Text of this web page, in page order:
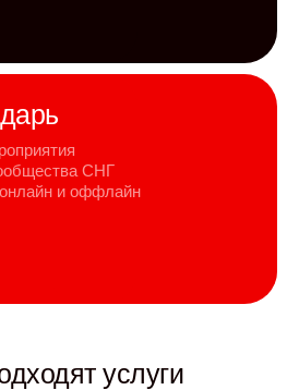
СНГ
и оффлайн
услуги